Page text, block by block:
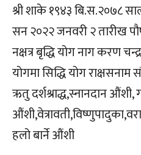
श्री शाके १९४३ बि.स.२०७८
सन २०२२ जनवरी २ तारीख
नक्षत्र बृद्धि योग नाग करण
योगमा सिद्धि योग
ऋतु दर्शश्राद्ध,स्नानदान औंशी,
हलो बार्ने औंशी